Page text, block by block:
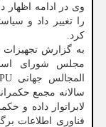
وی در ادامه
را تغییر داد و
کرد.
به گزارش تجهیزات
مجلس شورای
لابراتوار داده و
فناوری اطلاعات